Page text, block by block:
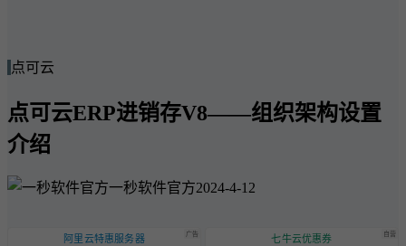
点可云
点可云ERP进销存V8——组织架构设置
介绍
一秒软件官方2024-4-12
阿里云特惠服务器 广告 七牛云优惠券 自营